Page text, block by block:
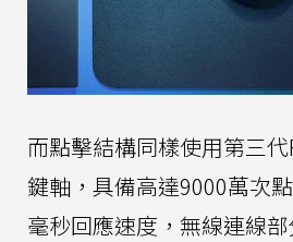
而點擊結構同樣使用第三
鍵軸，具備高達9000萬次
毫秒回應速度，無線連線